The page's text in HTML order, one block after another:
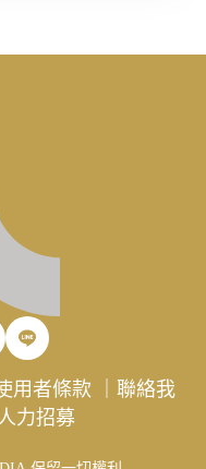
用者條款 ｜聯絡我
人力招募